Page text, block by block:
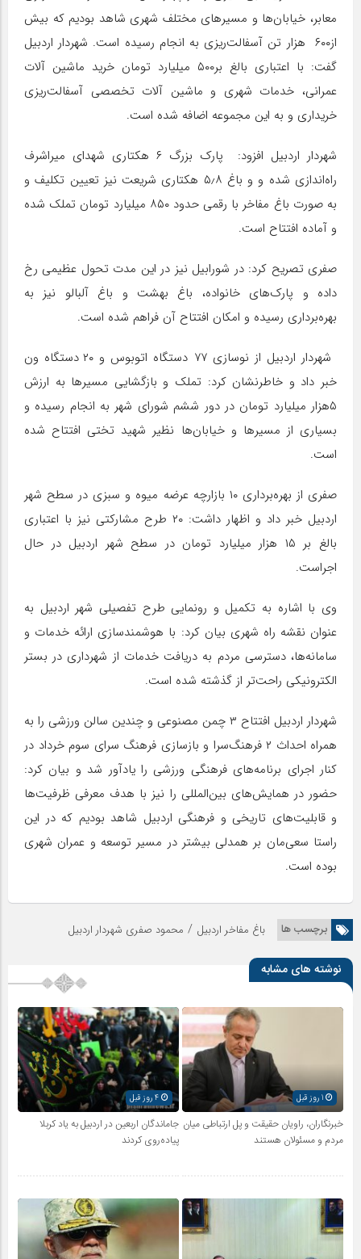
معابر، خیابان‌ها و مسیرهای مختلف شهری شاهد بودیم که بیش
از۶۰۰ هزار تن آسفالت‌ریزی به انجام رسیده است. شهردار اردبیل
گفت: با اعتباری بالغ بر۵۰۰ میلیارد تومان خرید ماشین آلات
عمرانی، خدمات شهری و ماشین آلات تخصصی آسفالت‌ریزی
خریداری و به این مجموعه اضافه شده است.
شهردار اردبیل افزود: پارک بزرگ ۶ هکتاری شهدای میر‌اشرف
راه‌اندازی شده و و باغ ۵٫۸ هکتاری شریعت نیز تعیین تکلیف و
به صورت باغ مفاخر با رقمی حدود ۸۵۰ میلیارد تومان تملک شده
و آماده افتتاح است.
صفری تصریح کرد: در شورابیل نیز در این مدت تحول عظیمی رخ
داده و پارک‌های خانواده، باغ بهشت و باغ آلبالو نیز به
بهره‌برداری رسیده و امکان افتتاح آن فراهم شده است.
شهردار اردبیل از نوسازی ۷۷ دستگاه اتوبوس و ۲۰ دستگاه ون
خبر داد و خاطرنشان کرد: تملک و بازگشایی مسیرها به ارزش
۵هزار میلیارد تومان در دور ششم شورای شهر به انجام رسیده و
بسیاری از مسیرها و خیابان‌ها نظیر شهید تختی افتتاح شده
است.
صفری از بهره‌برداری ۱۰ بازارچه عرضه میوه و سبزی در سطح شهر
اردبیل خبر داد و اظهار داشت: ۲۰ طرح مشارکتی نیز با اعتباری
بالغ بر ۱۵ هزار میلیارد تومان در سطح شهر اردبیل در حال
اجراست.
وی با اشاره به تکمیل و رونمایی طرح تفصیلی شهر اردبیل به
عنوان نقشه راه شهری بیان کرد: با هوشمندسازی ارائه خدمات و
سامانه‌ها، دسترسی مردم به دریافت خدمات از شهرداری در بستر
الکترونیکی راحت‌تر از گذشته شده است.
شهردار اردبیل افتتاح ۳ چمن مصنوعی و چندین سالن ورزشی را به
همراه احداث ۲ فرهنگ‌سرا و بازسازی فرهنگ سرای سوم خرداد در
کنار اجرای برنامه‌های فرهنگی ورزشی را یادآور شد و بیان کرد:
حضور در همایش‌های بین‌المللی را نیز با هدف معرفی ظرفیت‌ها
و قابلیت‌های تاریخی و فرهنگی اردبیل شاهد بودیم که در این
راستا سعی‌مان بر همدلی بیشتر در مسیر توسعه و عمران شهری
بوده است.
برچسب ها باغ مفاخر اردبیل / محمود صفری شهردار اردبیل
نوشته های مشابه
1 روز قبل
خبرنگاران، راویان حقیقت و پل ارتباطی میان
مردم و مسئولان هستند
جاماندگان اربعین در اردبیل به یاد کربلا
پیاده‌روی کردند